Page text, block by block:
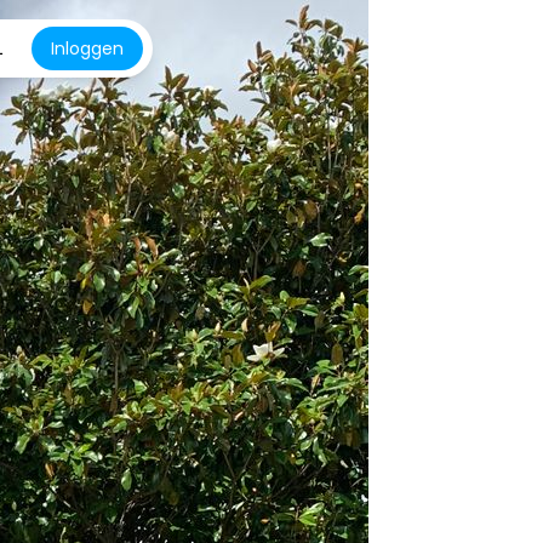
Inloggen